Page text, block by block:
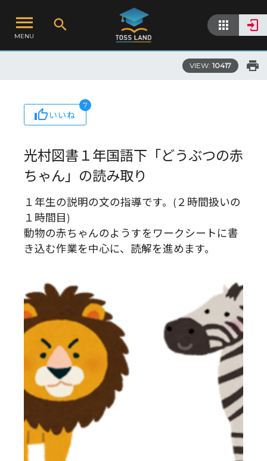
MENU
VIEW: 10417
いいね
7
光村図書１年国語下「どうぶつの赤
ちゃん」の読み取り
１年生の説明の文の指導です。(２時間扱いの
１時間目)
動物の赤ちゃんのようすをワークシートに書
き込む作業を中心に、読解を進めます。